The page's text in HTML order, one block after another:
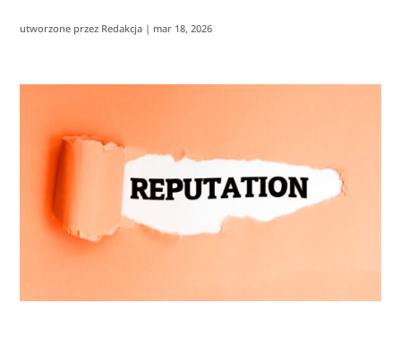
utworzone przez Redakcja | mar 18, 2026